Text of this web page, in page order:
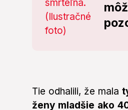
Tie odhalili, že mala
ženy mladšie ako